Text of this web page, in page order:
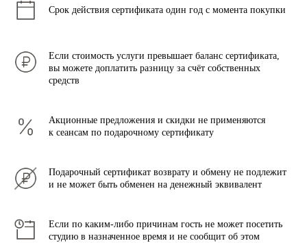
Срок действия сертификата один год с момента покупки
Если стоимость услуги превышает баланс сертификата,
вы можете доплатить разницу за счёт собственных
средств
Акционные предложения и скидки не применяются
к сеансам по подарочному сертификату
Подарочный сертификат возврату и обмену не подлежит
и не может быть обменен на денежный эквивалент
Если по каким-либо причинам гость не может посетить
студию в назначенное время и не сообщит об этом